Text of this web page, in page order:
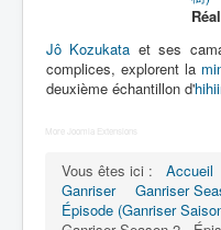
Dessins
Artiste Asperger
Tetsujin
ガンライザー
fer Ganriser
Jô Kozukata et ses
complices, explorent la
deuxième échantillon d'
More Joomla Extensions
Vous êtes ici : Accueil
Ganriser
Ganriser
Épisode (Ganriser